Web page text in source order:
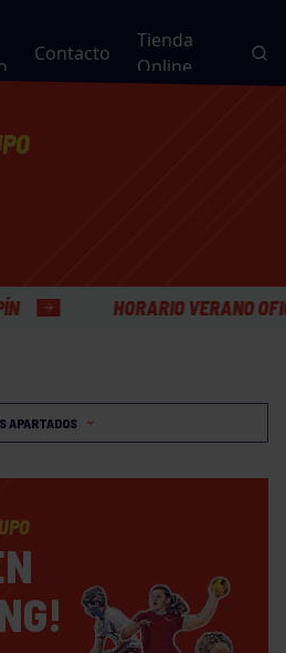
Contacto
Tienda
Online
HORARIO VERANO OFICINAS
APARTADOS